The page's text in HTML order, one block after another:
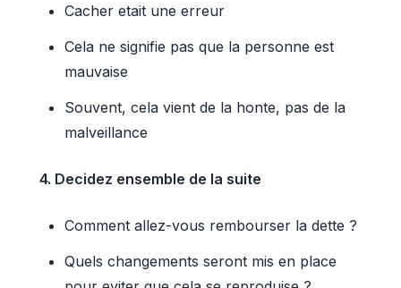
Cacher etait une erreur
Cela ne signifie pas que la personne est
mauvaise
Souvent, cela vient de la honte, pas de la
malveillance
4. Decidez ensemble de la suite
Comment allez-vous rembourser la dette ?
Quels changements seront mis en place